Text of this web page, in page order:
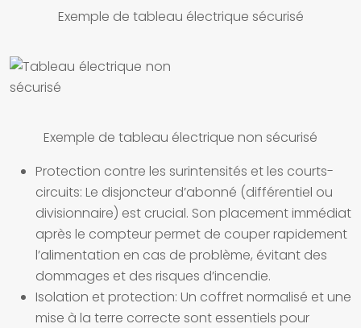
Exemple de tableau électrique sécurisé
Exemple de tableau électrique non sécurisé
Protection contre les surintensités et les courts-
circuits: Le disjoncteur d’abonné (différentiel ou
divisionnaire) est crucial. Son placement immédiat
après le compteur permet de couper rapidement
l’alimentation en cas de problème, évitant des
dommages et des risques d’incendie.
Isolation et protection: Un coffret normalisé et une
mise à la terre correcte sont essentiels pour